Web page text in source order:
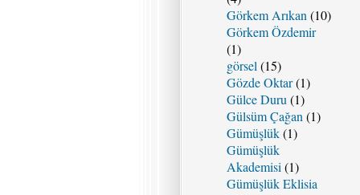
Görkem Arıkan (10)
Görkem Özdemir
(1)
görsel (15)
Gözde Oktar(1)
Gülce Duru (1)
Gülsüm Çağan (1)
Gümüşlük(1)
Gümüşlük
Akademisi (1)
Gümüşlük Eklisia